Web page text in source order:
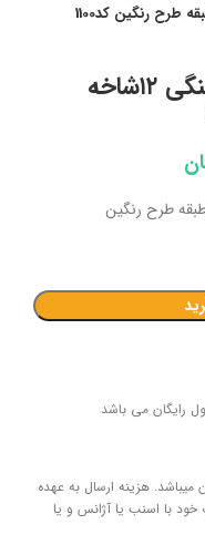
لوستر برنز برنجی ترکیب سنگی ۱۲شاخه
رایگان می باشد
دستگاه لوستر 50 هزار تومان میباشد. هزینه ارسال به عهده
با اسنب یا آژانس و یا